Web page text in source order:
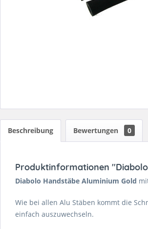
Beschreibung Bewertungen 0
Produktinformationen
Diabolo Handstäbe Aluminium Gold
Wie bei allen Alu Stäben kommt die
einfach auszuwechseln.